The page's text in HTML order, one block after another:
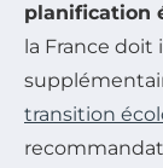
planification
la France doit
transition